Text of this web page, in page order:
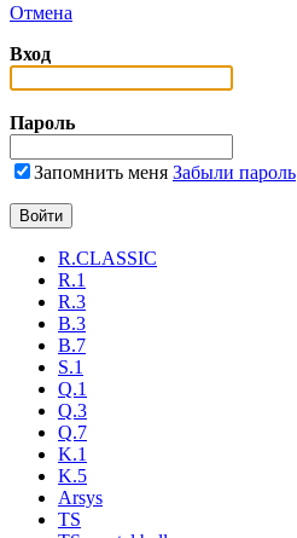
Отмена
Вход
Пароль
Запомнить меня Забыли пароль
R.CLASSIC
R.1
R.3
B.3
B.7
S.1
Q.1
Q.3
Q.7
K.1
K.5
Arsys
TS